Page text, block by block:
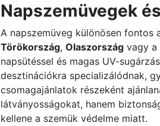
Napszemüvegek
A napszemüveg különösen
Törökország, Olaszország vagy a
napsütéssel és magas UV-
desztinációkra specializálódnak,
csomagajánlatok részeként
látványosságokat, hanem
kellene a szemük védelme miatt.